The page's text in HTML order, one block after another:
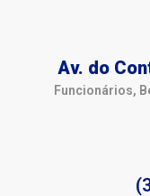
Av. do
Funcionários,